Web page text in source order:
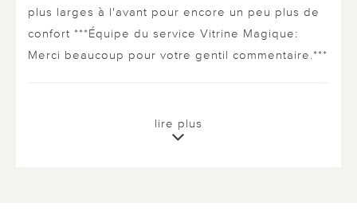
plus larges à l'avant pour encore un peu plus de
confort ***Équipe du service Vitrine Magique:
Merci beaucoup pour votre gentil commentaire.***
lire plus